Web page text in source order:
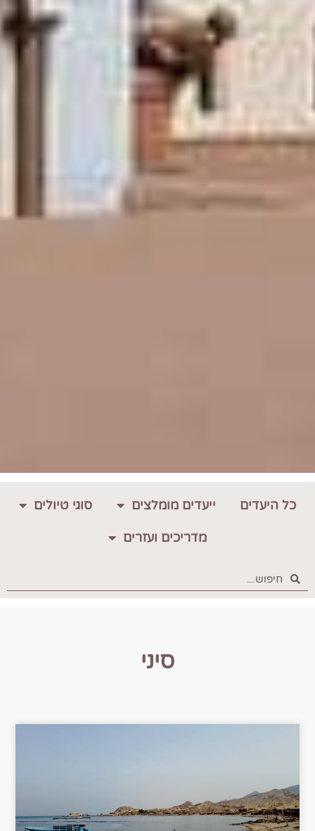
כל היעדים ייעדים מומלצים סוגי טיולים
מדריכים ועזרים
סיני